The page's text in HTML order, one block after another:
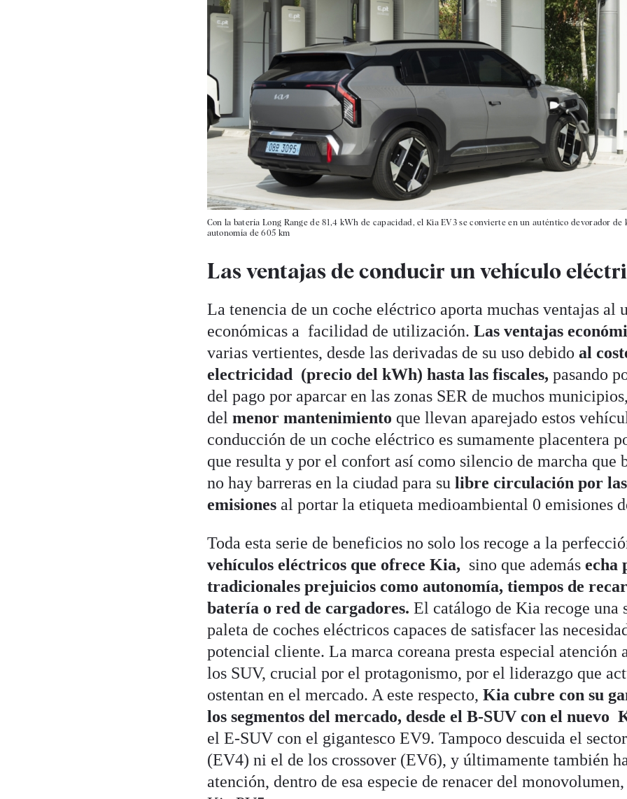
Con la batería Long Range de 81,4 kWh de capacidad, el Kia EV3 se convierte en un auténtico devorador de
autonomía de 605 km
Las ventajas de conducir un vehículo
La tenencia de un coche eléctrico aporta muchas ventajas al
económicas a facilidad de utilización. Las ventajas
varias vertientes, desde las derivadas de su uso debido al
electricidad (precio del kWh) hasta las fiscales, pasando
del pago por aparcar en las zonas SER de muchos
del menor mantenimiento que llevan aparejado estos
conducción de un coche eléctrico es sumamente placentera
que resulta y por el confort así como silencio de marcha que
no hay barreras en la ciudad para su libre circulación por las
emisionesal portar la etiqueta medioambiental 0 emisiones
Toda esta serie de beneficios no solo los recoge a la
vehículos eléctricos que ofrece Kia, sino que además echa
tradicionales prejuicios como autonomía, tiempos de
batería o red de cargadores. El catálogo de Kia recoge una
paleta de coches eléctricos capaces de satisfacer las
potencial cliente. La marca coreana presta especial atención
los SUV, crucial por el protagonismo, por el liderazgo que
ostentan en el mercado. A este respecto, Kia cubre con su
los segmentos del mercado, desde el B-SUV con el nuevo
el E-SUV con el gigantesco EV9. Tampoco descuida el
(EV4) ni el de los crossover (EV6), y últimamente también
atención, dentro de esa especie de renacer del